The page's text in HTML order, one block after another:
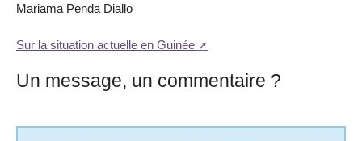
Mariama Penda Diallo
Sur la situation actuelle en Guinée
Un message, un commentaire ?